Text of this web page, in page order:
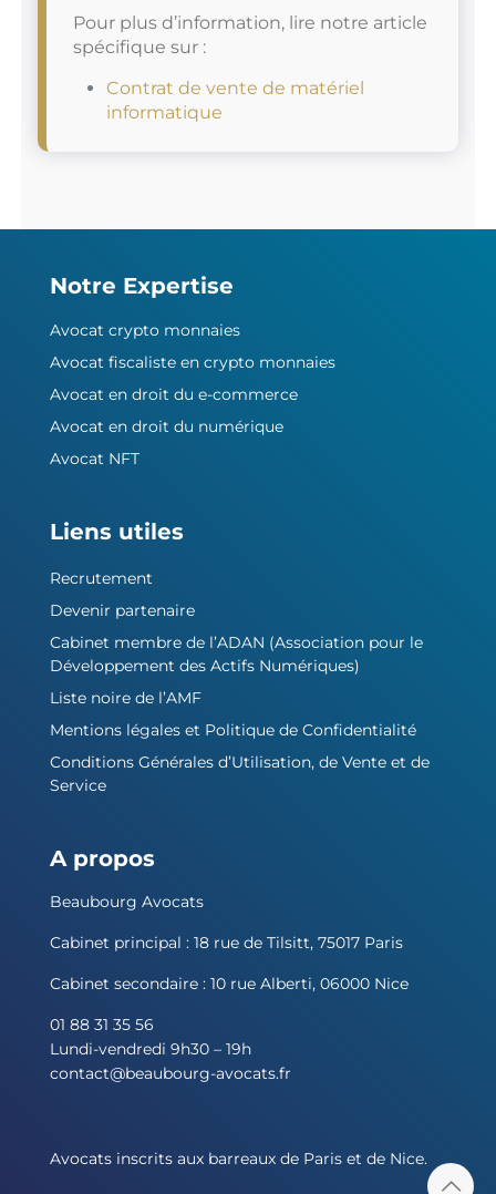
Pour plus d’information, lire notre article
spécifique sur :
Contrat de vente de matériel
informatique
Notre Expertise
Avocat crypto monnaies
Avocat fiscaliste en crypto monnaies
Avocat en droit du e-commerce
Avocat en droit du numérique
Avocat NFT
Liens utiles
Recrutement
Devenir partenaire
Cabinet membre de l’ADAN (Association pour le
Développement des Actifs Numériques)
Liste noire de l’AMF
Mentions légales et Politique de Confidentialité
Conditions Générales d’Utilisation, de Vente et de
Service
A propos
Beaubourg Avocats
Cabinet principal : 18 rue de Tilsitt, 75017 Paris
Cabinet secondaire : 10 rue Alberti, 06000 Nice
01 88 31 35 56
Lundi-vendredi 9h30 – 19h
contact@beaubourg-avocats.fr
Avocats inscrits aux barreaux de Paris et de Nice.